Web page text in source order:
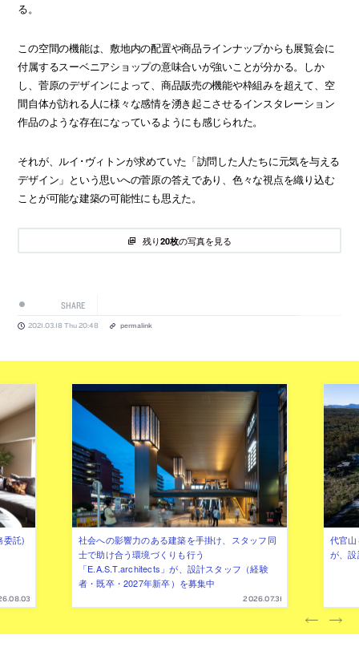
る。
この空間の機能は、敷地内の配置や商品ラインナップからも展覧会に
付属するスーベニアショップの意味合いが強いことが分かる。しか
し、菅原のデザインによって、商品販売の機能や枠組みを超えて、空
間自体が訪れる人に様々な感情を湧き起こさせるインスタレーション
作品のような存在になっているようにも感じられた。
それが、ルイ･ヴィトンが求めていた「訪問した人たちに元気を与える
デザイン」という思いへの菅原の答えであり、色々な視点を織り込む
ことが可能な建築の可能性にも思えた。
残り20枚の写真を見る
SHARE
2021.03.18 Thu 20:48 permalink
委託)
社会への影響力のある建築を手掛け、スタッフ同
士で助け合う環境づくりも行う
「E.A.S.T.architects」が、設計スタッフ（経験
者・既卒・2027年新卒）を募集中
2026.07.31
代官
が、